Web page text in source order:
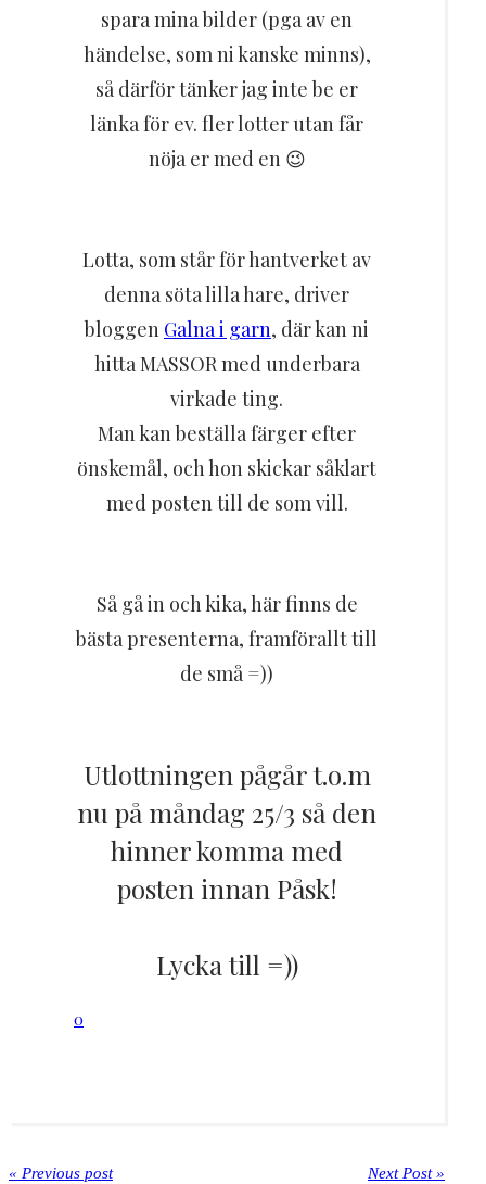
spara mina bilder (pga av en
händelse, som ni kanske minns),
så därför tänker jag inte be er
länka för ev. fler lotter utan får
nöja er med en 😉
Lotta, som står för hantverket av
denna söta lilla hare, driver
bloggen Galna i garn, där kan ni
hitta MASSOR med underbara
virkade ting.
Man kan beställa färger efter
önskemål, och hon skickar såklart
med posten till de som vill.
Så gå in och kika, här finns de
bästa presenterna, framförallt till
de små =))
Utlottningen pågår t.o.m
nu på måndag 25/3 så den
hinner komma med
posten innan Påsk!
Lycka till =))
0
« Previous post Next Post »